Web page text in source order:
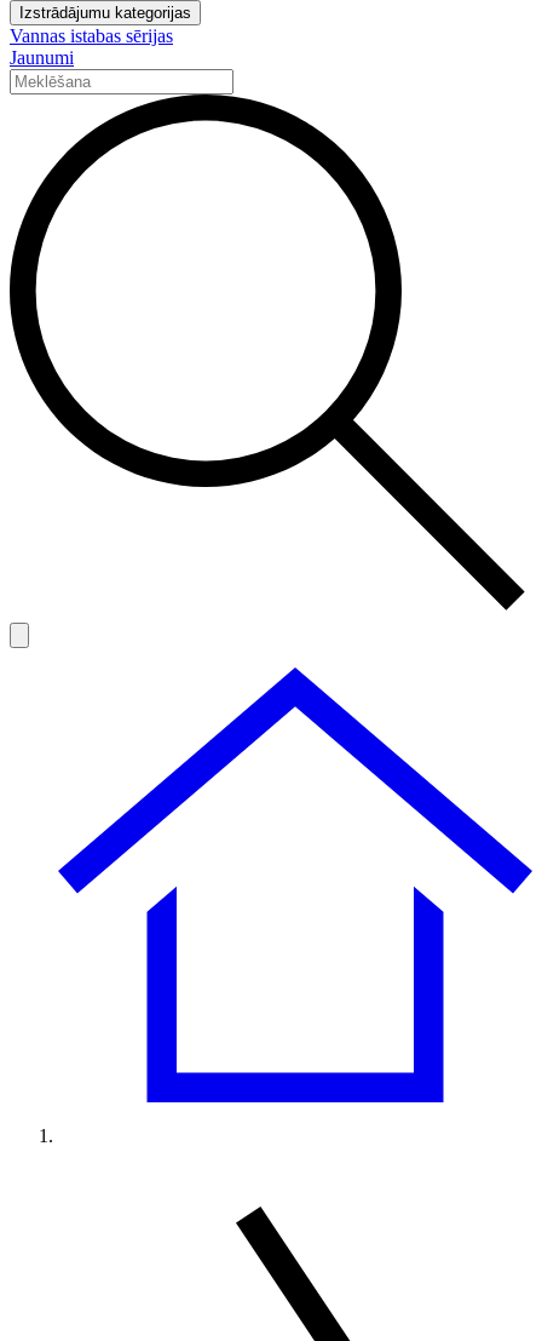
Izstrādājumu kategorijas
Vannas istabas sērijas
Jaunumi